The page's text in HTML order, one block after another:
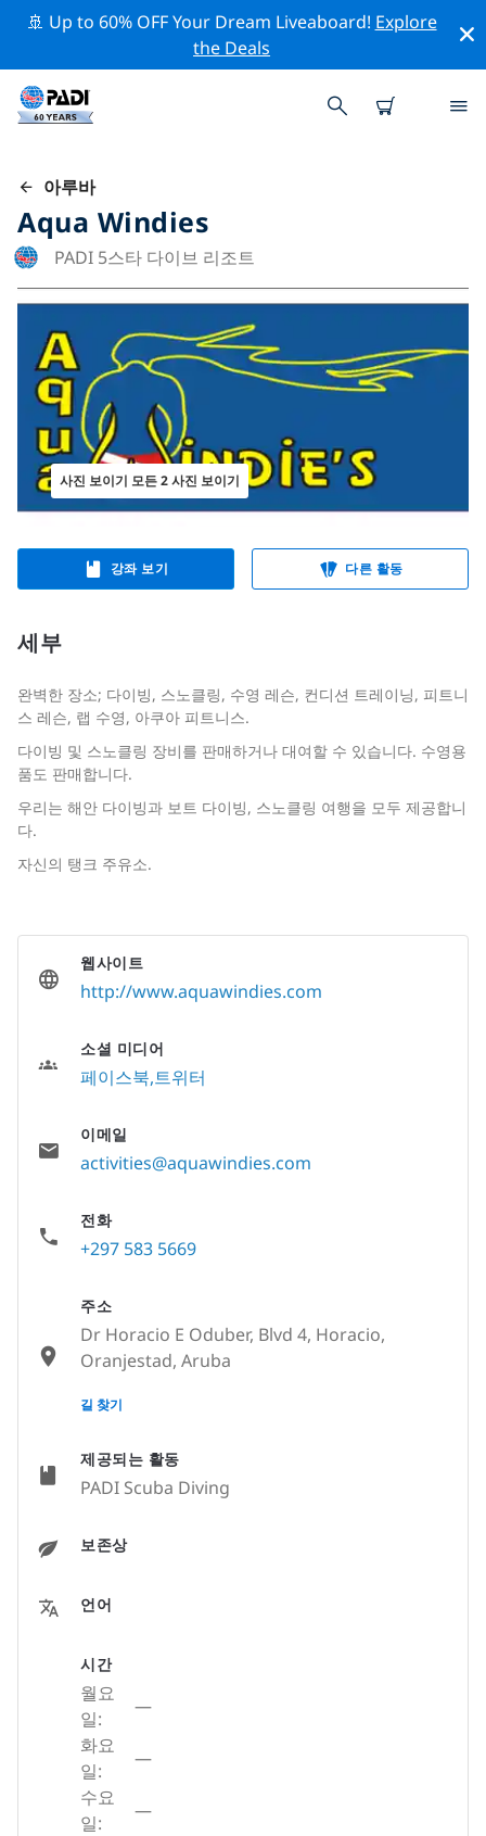
🚢 Up to 60% OFF Your Dream Liveaboard! Explore
the Deals
아루바
Aqua Windies
PADI 5스타 다이브 리조트
사진 보이기 모든 2 사진 보이기
강좌 보기 다른 활동
세부
완벽한 장소; 다이빙, 스노클링, 수영 레슨, 컨디션 트레이닝, 피트니
스 레슨, 랩 수영, 아쿠아 피트니스.
다이빙 및 스노클링 장비를 판매하거나 대여할 수 있습니다. 수영용
품도 판매합니다.
우리는 해안 다이빙과 보트 다이빙, 스노클링 여행을 모두 제공합니
다.
자신의 탱크 주유소.
제공되는 활동
PADI Scuba Diving
보존상
언어
시간
월요
일:
—
화요
일:
—
수요
일:
—
웹사이트
http://www.aquawindies.com
소셜 미디어
페이스북 트위터
이메일
activities@aquawindies.com
전화
+297 583 5669
주소
Dr Horacio E Oduber, Blvd 4, Horacio,
Oranjestad, Aruba
None
길 찾기